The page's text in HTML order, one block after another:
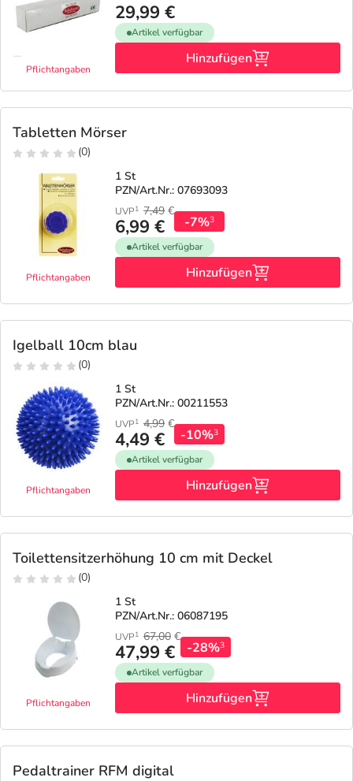
Pflichtangaben
29,99 €
Artikel verfügbar
Hinzufügen
Tabletten Mörser
(0)
Pflichtangaben
1 St
PZN/Art.Nr.: 07693093
UVP1 7,49 €
6,99 € -7%3
Artikel verfügbar
Hinzufügen
Igelball 10cm blau
(0)
Pflichtangaben
1 St
PZN/Art.Nr.: 00211553
UVP1 4,99 €
4,49 € -10%3
Artikel verfügbar
Hinzufügen
Toilettensitzerhöhung 10 cm mit Deckel
(0)
Pflichtangaben
1 St
PZN/Art.Nr.: 06087195
UVP1 67,00 €
47,99 € -28%3
Artikel verfügbar
Hinzufügen
Pedaltrainer RFM digital